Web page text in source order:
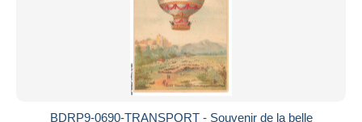
Aggiorna
BDRP9-0690-TRANSPORT - Souvenir de la belle